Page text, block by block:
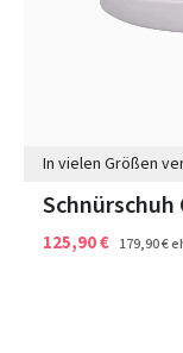
In vielen Größen
125,90 € 179,90 €